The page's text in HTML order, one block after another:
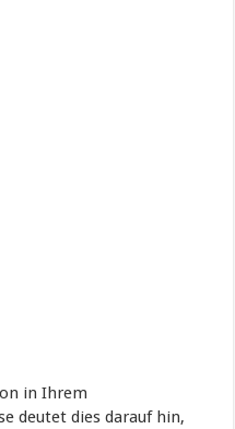
in Ihrem
deutet dies darauf hin,